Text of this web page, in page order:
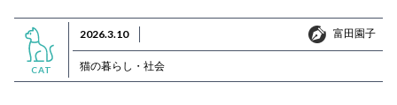
CAT
2026.3.10 富田園子
富田園子
猫の暮らし・社会